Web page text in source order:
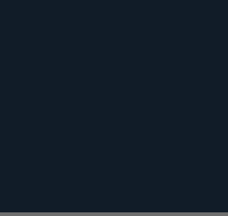
χώρες εκτός Ευρωπαϊκής
να ισχύουν επιπλέον
για οποιαδήποτε